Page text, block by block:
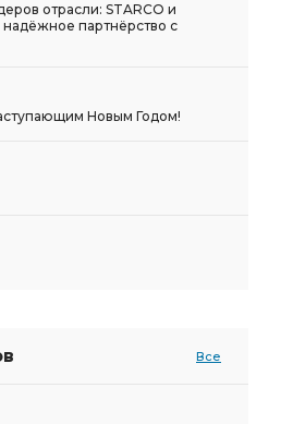
отрасли: STARCO и
надёжное партнёрство с
Новым Годом!
Все